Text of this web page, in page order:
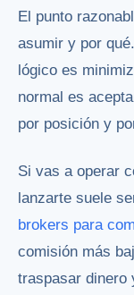
El punto
asumir y por
lógico es
normal es
por posición y
Si vas a operar
lanzarte suele
brokers para
comisión más
traspasar dinero